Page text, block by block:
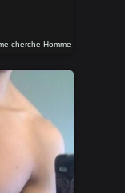
cherche Homme